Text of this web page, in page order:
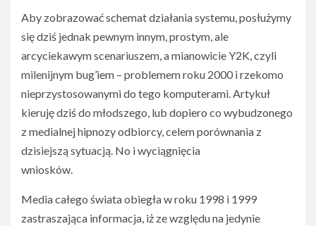
Aby zobrazować schemat działania systemu, posłużymy
się dziś jednak pewnym innym, prostym, ale
arcyciekawym scenariuszem, a mianowicie Y2K, czyli
milenijnym bug’iem – problemem roku 2000 i rzekomo
nieprzystosowanymi do tego komputerami. Artykuł
kieruję dziś do młodszego, lub dopiero co wybudzonego
z medialnej hipnozy odbiorcy, celem porównania z
dzisiejszą sytuacją. No i wyciągnięcia
wniosków.
Media całego świata obiegła w roku 1998 i 1999
zastraszająca informacja, iż ze względu na jedynie